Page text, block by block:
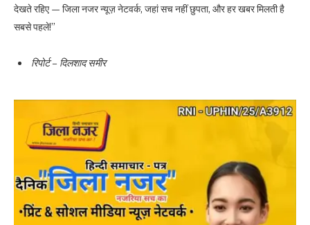
देखते रहिए — जिला नजर न्यूज़ नेटवर्क, जहां सच नहीं छुपता, और हर खबर मिलती है
सबसे पहले!”
रिपोर्ट – दिलशाद समीर